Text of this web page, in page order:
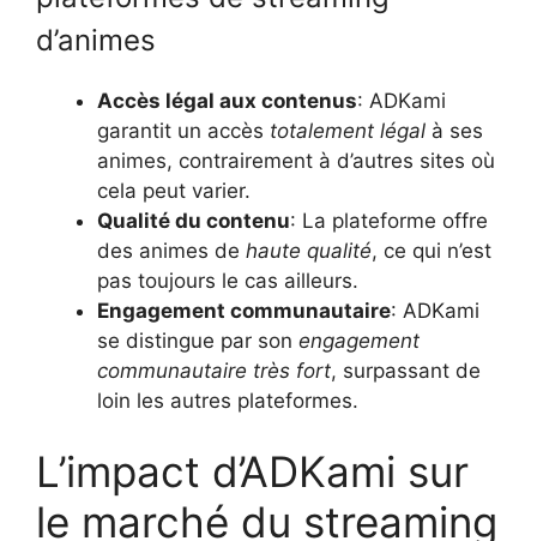
d’animes
Accès légal aux contenus: ADKami
garantit un accès totalement légal à ses
animes, contrairement à d’autres sites où
cela peut varier.
Qualité du contenu: La plateforme offre
des animes de haute qualité, ce qui n’est
pas toujours le cas ailleurs.
Engagement communautaire: ADKami
se distingue par son engagement
communautaire très fort, surpassant de
loin les autres plateformes.
L’impact d’ADKami sur
le marché du streaming